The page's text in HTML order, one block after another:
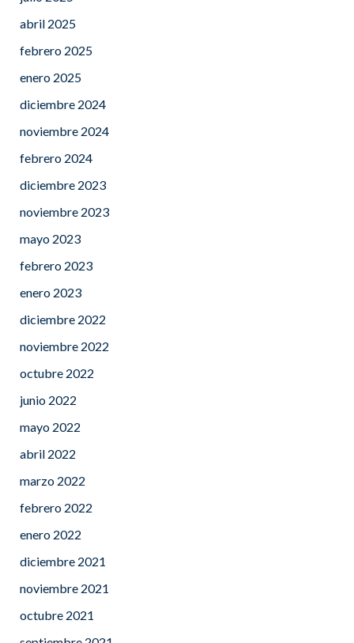
abril 2025
febrero 2025
enero 2025
diciembre 2024
noviembre 2024
febrero 2024
diciembre 2023
noviembre 2023
mayo 2023
febrero 2023
enero 2023
diciembre 2022
noviembre 2022
octubre 2022
junio 2022
mayo 2022
abril 2022
marzo 2022
febrero 2022
enero 2022
diciembre 2021
noviembre 2021
octubre 2021